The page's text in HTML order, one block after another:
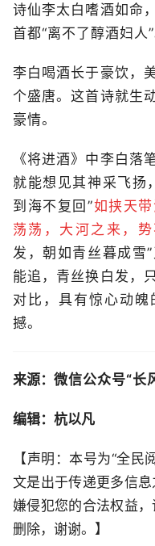
诗仙李太白嗜酒如命
首都“离不了醇酒妇人”
李白喝酒长于豪饮，
个盛唐。这首诗就生
豪情。
《将进酒》中李白落
就能想见其神采飞扬
到海不复回”如挟天
荡荡，大河之来，势
发，朝如青丝暮成雪
能追，青丝换白发，
对比，具有惊心动
撼。
来源： 微信公众号“长
编辑：杭以凡
【声明：本号为“全
文是出于传递更多信
嫌侵犯您的合法权益，
删除，谢谢。】